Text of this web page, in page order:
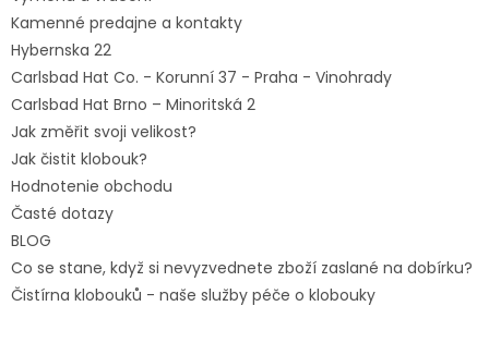
Kamenné predajne a kontakty
Hybernska 22
Carlsbad Hat Co. - Korunní 37 - Praha - Vinohrady
Carlsbad Hat Brno – Minoritská 2
Jak změřit svoji velikost?
Jak čistit klobouk?
Hodnotenie obchodu
Časté dotazy
BLOG
Co se stane, když si nevyzvednete zboží zaslané na dobírku?
Čistírna klobouků - naše služby péče o klobouky